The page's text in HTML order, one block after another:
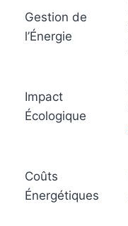
Gestion de
l’Énergie
Impact
Écologique
Coûts
Énergétiques